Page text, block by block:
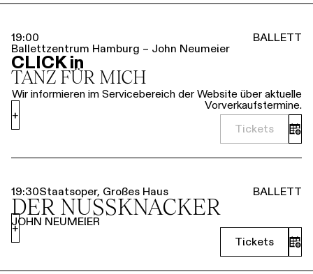
19:00
Ballettzentrum Hamburg – John Neumeier
BALLETT
CLICK in
TANZ FÜR MICH
Wir informieren im Servicebereich der Website über aktuelle
Vorverkaufstermine.
Tickets
+
19:30Staatsoper, Großes Haus BALLETT
DER NUSSKNACKER
JOHN NEUMEIER
Tickets
+